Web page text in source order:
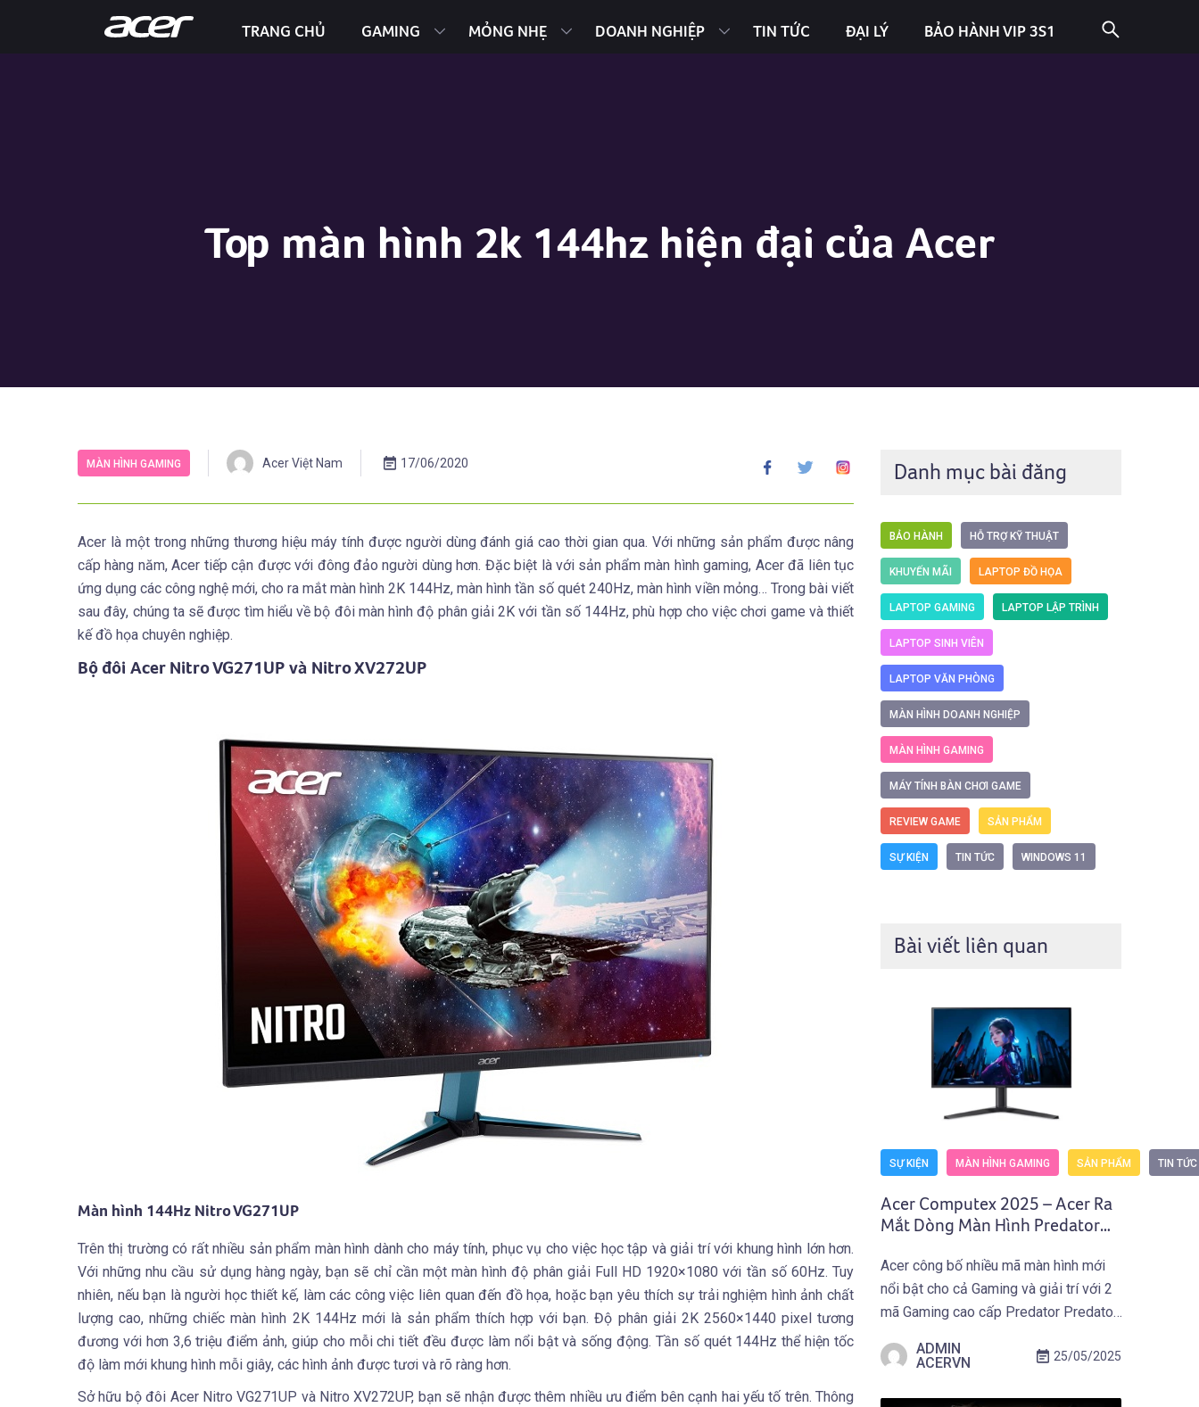
TRANG CHỦ GAMING MỎNG NHẸ DOANH NGHIỆP TIN TỨC ĐẠI LÝ BẢO HÀNH VIP 3S1
Top màn hình 2k 144hz hiện đại của Acer
MÀN HÌNH GAMING Acer Việt Nam 17/06/2020
Acer là một trong những thương hiệu máy tính được người dùng đánh giá cao thời gian qua. Với những sản phẩm được nâng
cấp hàng năm, Acer tiếp cận được với đông đảo người dùng hơn. Đặc biệt là với sản phẩm màn hình gaming, Acer đã liên tục
ứng dụng các công nghệ mới, cho ra mắt màn hình 2K 144Hz, màn hình tần số quét 240Hz, màn hình viền mỏng… Trong bài viết
sau đây, chúng ta sẽ được tìm hiểu về bộ đôi màn hình độ phân giải 2K với tần số 144Hz, phù hợp cho việc chơi game và thiết
kế đồ họa chuyên nghiệp.
Bộ đôi Acer Nitro VG271UP và Nitro XV272UP
Màn hình 144Hz Nitro VG271UP
Trên thị trường có rất nhiều sản phẩm màn hình dành cho máy tính, phục vụ cho việc học tập và giải trí với khung hình lớn hơn.
Với những nhu cầu sử dụng hàng ngày, bạn sẽ chỉ cần một màn hình độ phân giải Full HD 1920×1080 với tần số 60Hz. Tuy
nhiên, nếu bạn là người học thiết kế, làm các công việc liên quan đến đồ họa, hoặc bạn yêu thích sự trải nghiệm hình ảnh chất
lượng cao, những chiếc màn hình 2K 144Hz mới là sản phẩm thích hợp với bạn. Độ phân giải 2K 2560×1440 pixel tương
đương với hơn 3,6 triệu điểm ảnh, giúp cho mỗi chi tiết đều được làm nổi bật và sống động. Tần số quét 144Hz thể hiện tốc
độ làm mới khung hình mỗi giây, các hình ảnh được tươi và rõ ràng hơn.
Sở hữu bộ đôi Acer Nitro VG271UP và Nitro XV272UP, bạn sẽ nhận được thêm nhiều ưu điểm bên cạnh hai yếu tố trên. Thông
Danh mục bài đăng
BẢO HÀNH HỖ TRỢ KỸ THUẬT
KHUYẾN MÃI LAPTOP ĐỒ HỌA
LAPTOP GAMING LAPTOP LẬP TRÌNH
LAPTOP SINH VIÊN
LAPTOP VĂN PHÒNG
MÀN HÌNH DOANH NGHIỆP
MÀN HÌNH GAMING
MÁY TÍNH BÀN CHƠI GAME
REVIEW GAME SẢN PHẨM
SỰ KIỆN TIN TỨC WINDOWS 11
Bài viết liên quan
SỰ KIỆN MÀN HÌNH GAMING SẢN PHẨM TIN TỨC
Acer Computex 2025 – Acer Ra
Mắt Dòng Màn Hình Predator
Tấm Nền QD-OLED 4K
Acer công bố nhiều mã màn hình mới
nổi bật cho cả Gaming và giải trí với 2
mã Gaming cao cấp Predator Predator
Google TV cho nhu cầu giải trí.
ADMIN
ACERVN
25/05/2025